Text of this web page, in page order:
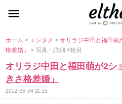
ホーム> エンタメ> オリラジ中田と福田萌
格差婚」> 写真・詳細 4枚目
オリラジ中田と福田萌が2シ
きさ格差婚」
2012-06-04 11:15